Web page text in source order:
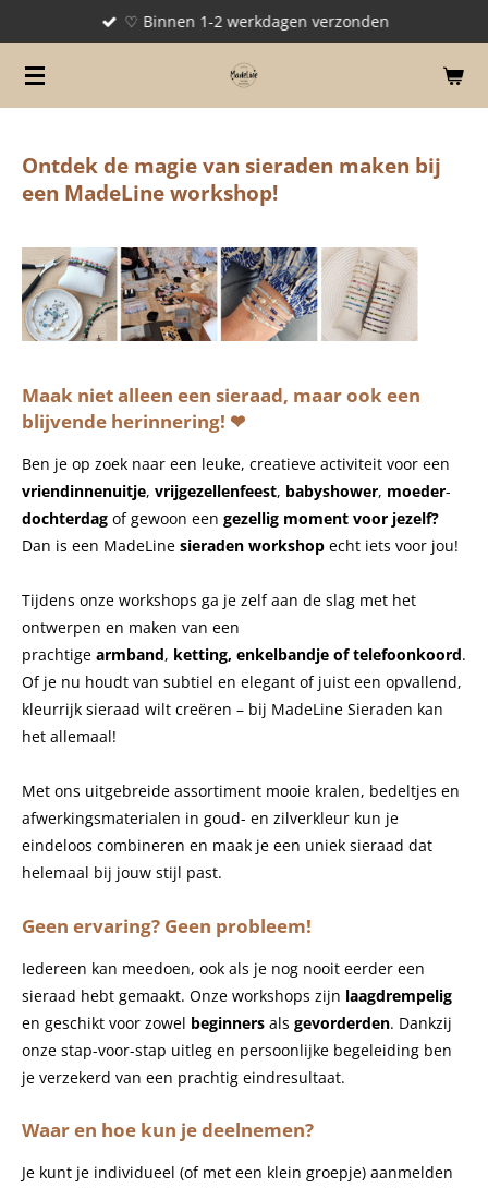
naar
de
♡ Binnen 1-2 werkdagen verzonden
Ontdek de magie van sieraden maken bij
een MadeLine workshop!
Maak niet alleen een sieraad, maar ook een
blijvende herinnering! ❤
Ben je op zoek naar een leuke, creatieve activiteit voor een
vriendinnenuitje, vrijgezellenfeest, babyshower, moeder-
dochterdag of gewoon een gezellig moment voor jezelf?
Dan is een MadeLine sieraden workshop echt iets voor jou!
Tijdens onze workshops ga je zelf aan de slag met het
ontwerpen en maken van een
prachtige armband, ketting, enkelbandje of telefoonkoord.
Of je nu houdt van subtiel en elegant of juist een opvallend,
kleurrijk sieraad wilt creëren – bij MadeLine Sieraden kan
het allemaal!
Met ons uitgebreide assortiment mooie kralen, bedeltjes en
afwerkingsmaterialen in goud- en zilverkleur kun je
eindeloos combineren en maak je een uniek sieraad dat
helemaal bij jouw stijl past.
Geen ervaring? Geen probleem!
Iedereen kan meedoen, ook als je nog nooit eerder een
sieraad hebt gemaakt. Onze workshops zijn laagdrempelig
en geschikt voor zowel beginners als gevorderden. Dankzij
onze stap-voor-stap uitleg en persoonlijke begeleiding ben
je verzekerd van een prachtig eindresultaat.
Waar en hoe kun je deelnemen?
Je kunt je individueel (of met een klein groepje) aanmelden